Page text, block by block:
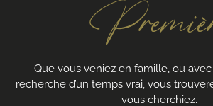
Que vous veniez en famille, ou
recherche d’un temps vrai, vous
vous cherchiez.